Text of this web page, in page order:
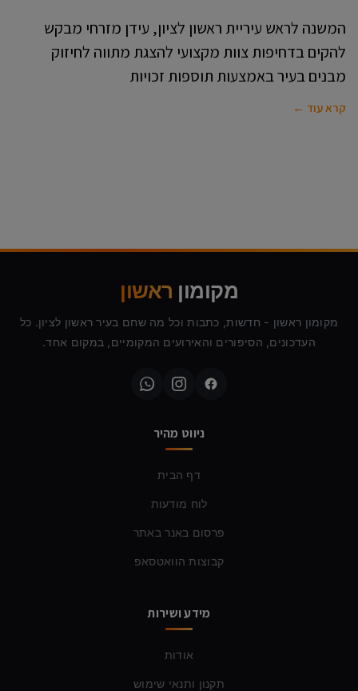
המשנה לראש עיריית ראשון לציון, עידן מזרחי מבקש
להקים בדחיפות צוות מקצועי להצגת מתווה לחיזוק
מבנים בעיר באמצעות תוספות זכויות
קרא עוד ←
מקומון ראשון
מקומון ראשון - חדשות, כתבות וכל מה שחם בעיר ראשון לציון. כל
העדכונים, הסיפורים והאירועים המקומיים, במקום אחד.
ניווט מהיר
דף הבית
לוח מודעות
פרסום באנר באתר
קבוצות הוואטסאפ
מידע ושירות
אודות
תקנון ותנאי שימוש